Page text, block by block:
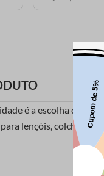
é a escolha
lençóis, colchas,